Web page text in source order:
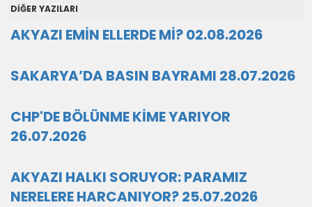
DİĞER YAZILARI
AKYAZI EMİN ELLERDE Mİ? 02.08.2026
SAKARYA’DA BASIN BAYRAMI 28.07.2026
CHP'DE BÖLÜNME KİME YARIYOR
26.07.2026
AKYAZI HALKI SORUYOR: PARAMIZ
NERELERE HARCANIYOR? 25.07.2026